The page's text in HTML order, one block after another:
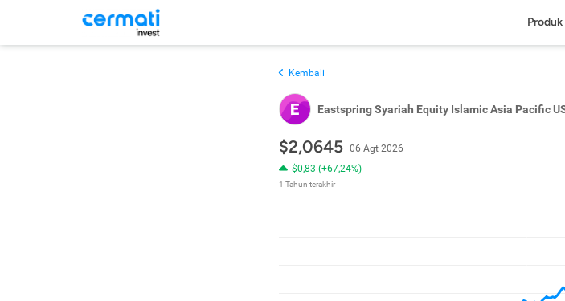
Produk
Kembali
E Eastspring Syariah Equity Islamic Asia Pacific
$2,0645 06 Agt 2026
$0,83 (+67,24%)
1 Tahun terakhir